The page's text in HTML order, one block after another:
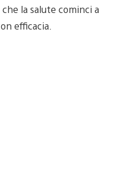
la salute cominci a
efficacia.